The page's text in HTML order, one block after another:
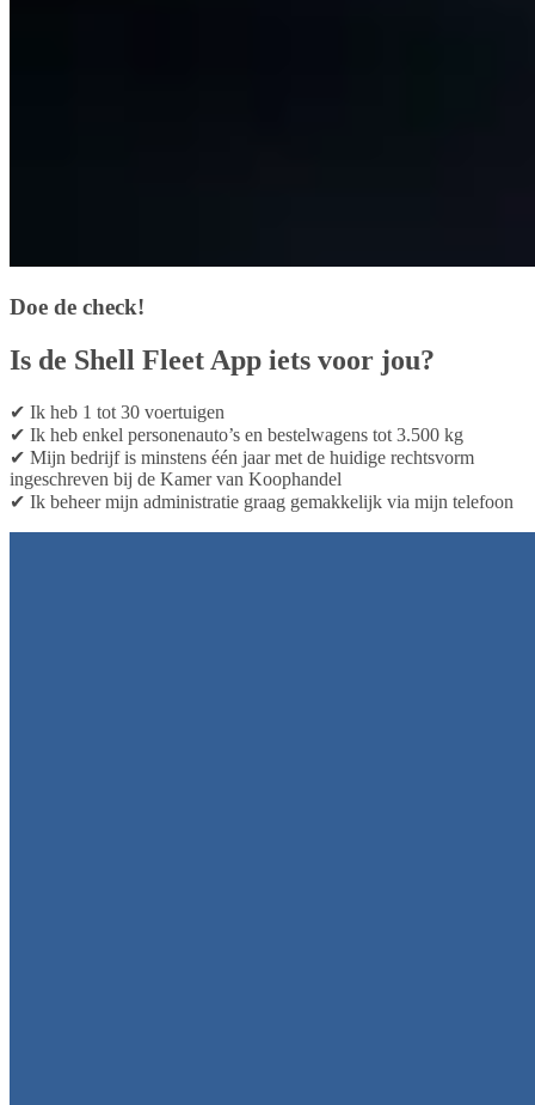
Doe de check!
Is de Shell Fleet App iets voor jou?
✔ Ik heb 1 tot 30 voertuigen
✔ Ik heb enkel personenauto’s en bestelwagens tot 3.500 kg
✔ Mijn bedrijf is minstens één jaar met de huidige rechtsvorm
ingeschreven bij de Kamer van Koophandel
✔ Ik beheer mijn administratie graag gemakkelijk via mijn telefoon